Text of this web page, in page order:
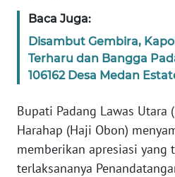
Baca Juga:
Disambut Gembira,
Terharu dan Bangga
106162 Desa Medan
Bupati Padang Lawas Utara
Harahap (Haji Obon)
memberikan apresiasi yang
terlaksananya
WN
NUSANTARA
JOGJA
WN
JATIM